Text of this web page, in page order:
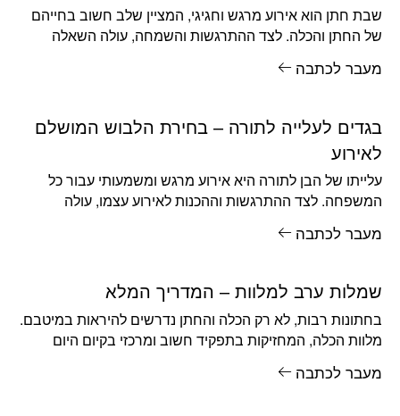
שבת חתן הוא אירוע מרגש וחגיגי, המציין שלב חשוב בחייהם
של החתן והכלה. לצד ההתרגשות והשמחה, עולה השאלה
מעבר לכתבה
בגדים לעלייה לתורה – בחירת הלבוש המושלם
לאירוע
עלייתו של הבן לתורה היא אירוע מרגש ומשמעותי עבור כל
המשפחה. לצד ההתרגשות וההכנות לאירוע עצמו, עולה
מעבר לכתבה
שמלות ערב למלוות – המדריך המלא
בחתונות רבות, לא רק הכלה והחתן נדרשים להיראות במיטבם.
מלוות הכלה, המחזיקות בתפקיד חשוב ומרכזי בקיום היום
מעבר לכתבה